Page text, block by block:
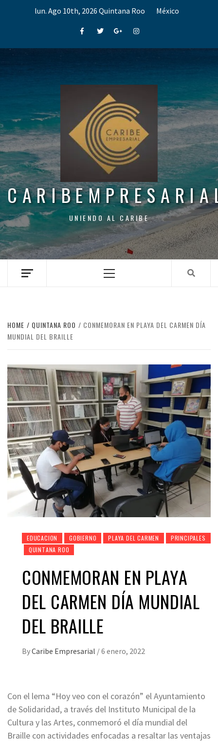
lun. Ago 10th, 2026 Quintana Roo México
FacebookTwitterGoogle+Instagram
UNIENDO AL CARIBE
Menu
HOME QUINTANA ROO
CONMEMORAN EN PLAYA DEL CARMEN DÍA
MUNDIAL DEL BRAILLE
EDUCACION GOBIERNO PLAYA DEL CARMEN
PRINCIPALES
QUINTANA ROO
CONMEMORAN EN PLAYA
DEL CARMEN DÍA MUNDIAL
DEL BRAILLE
ByCaribe Empresarial /6 enero, 2022
Con el lema “Hoy veo con el corazón” el Ayuntamiento
de Solidaridad, a través del Instituto Municipal de la
Cultura y las Artes, conmemoró el día mundial del
Braille con actividades enfocadas a resaltar las ventajas